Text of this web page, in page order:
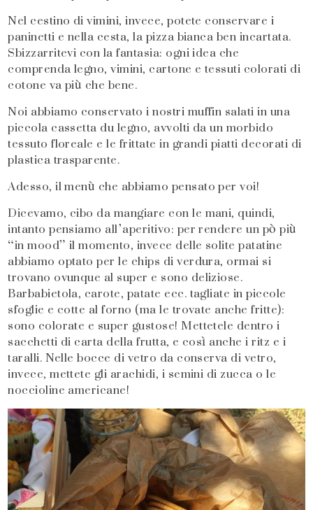
Nel cestino di vimini, invece, potete conservare i
paninetti e nella cesta, la pizza bianca ben incartata.
Sbizzarritevi con la fantasia: ogni idea che
comprenda legno, vimini, cartone e tessuti colorati di
cotone va più che bene.
Noi abbiamo conservato i nostri muffin salati in una
piccola cassetta du legno, avvolti da un morbido
tessuto floreale e le frittate in grandi piatti decorati di
plastica trasparente.
Adesso, il menù che abbiamo pensato per voi!
Dicevamo, cibo da mangiare con le mani, quindi,
intanto pensiamo all’aperitivo: per rendere un pò più
“in mood” il momento, invece delle solite patatine
abbiamo optato per le chips di verdura, ormai si
trovano ovunque al super e sono deliziose.
Barbabietola, carote, patate ecc. tagliate in piccole
sfoglie e cotte al forno (ma le trovate anche fritte):
sono colorate e super gustose! Mettetele dentro i
sacchetti di carta della frutta, e così anche i ritz e i
taralli. Nelle bocce di vetro da conserva di vetro,
invece, mettete gli arachidi, i semini di zucca o le
noccioline americane!